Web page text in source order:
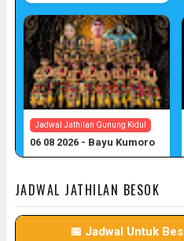
Jadwal Jathilan Gunung Kidul
06 08 2026 - Bayu Kumoro
JADWAL JATHILAN BESOK
📅 Jadwal Untuk